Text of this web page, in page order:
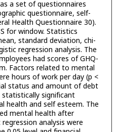
a set of questionnaires
questionnaire, self-
Health Questionnaire 30).
for window. Statistics
standard deviation, chi-
regression analysis. The
had scores of GHQ-
Factors related to mental
hours of work per day (p <
status and amount of debt
significant
health and self esteem. The
mental health after
analysis were